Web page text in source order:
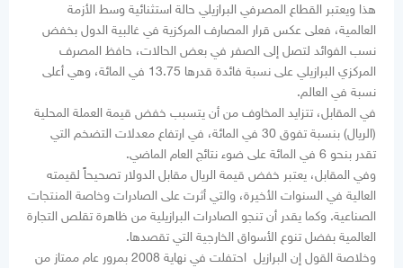
هذا ويعتبر القطاع المصرفي البرازيلي حالة استثنائية وسط الأزمة
العالمية، فعلى عكس قرار المصارف المركزية في غالبية الدول بخفض
نسب الفوائد لتصل إلى الصفر في بعض الحالات، حافظ المصرف
المركزي البرازيلي على نسبة فائدة قدرها 13.75 في المائة، وهي أعلى
نسبة في العالم.
في المقابل، تتزايد المخاوف من أن يتسبب خفض قيمة العملة المحلية
(الريال) بنسبة تفوق 30 في المائة، في ارتفاع معدلات التضخم التي
تقدر بنحو 6 في المائة على ضوء نتائج العام الماضي.
وفي المقابل، يعتبر خفض قيمة الريال مقابل الدولار تصحيحاً لقيمته
العالية في السنوات الأخيرة، والتي أثرت على الصادرات وخاصة المنتجات
الصناعية. وكما يقدر أن تنجو الصادرات البرازيلية من ظاهرة تقلص التجارة
العالمية بفضل تنوع الأسواق الخارجية التي تقصدها.
وخلاصة القول إن البرازيل احتفلت في نهاية 2008 بمرور عام ممتاز من